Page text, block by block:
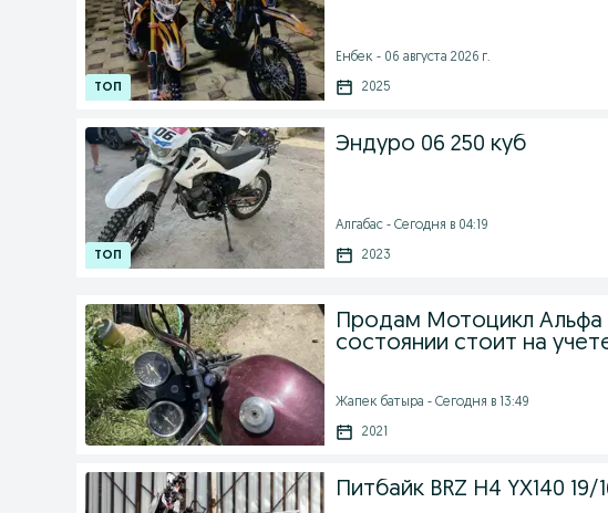
Енбек - 06 августа 2026 г.
2025
Эндуро 06 250 куб
Алгабас - Сегодня в 04:19
2023
Продам Мотоцикл Альфа
состоянии стоит на
Жапек батыра - Сегодня в 13:49
2021
Питбайк BRZ H4 YX140 19/